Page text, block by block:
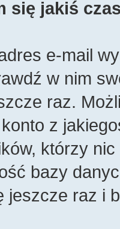
się jakiś
e-mail
w nim
raz.
konto z
którzy
bazy
jeszcze raz i